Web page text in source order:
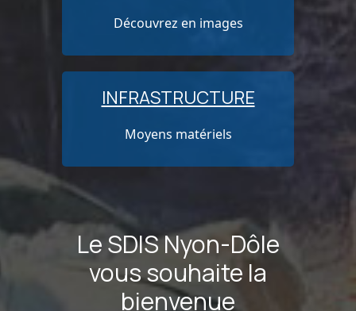
Découvrez en images
INFRASTRUCTURE
Moyens matériels
Le SDIS Nyon-Dôle
vous souhaite la
bienvenue